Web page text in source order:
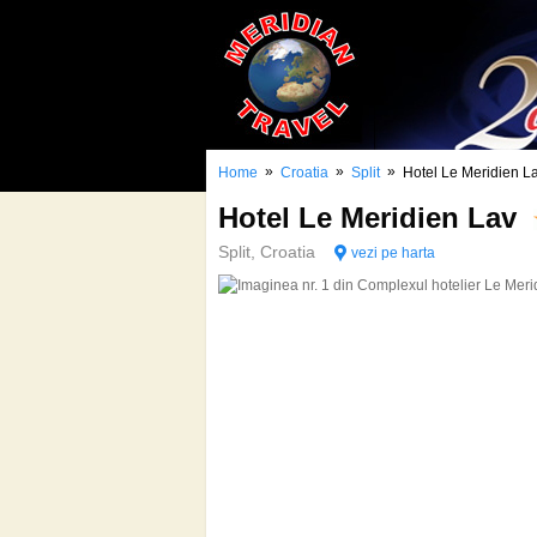
Home » Croatia » Split » Hotel Le Meridien
Hotel Le Meridien Lav
Split, Croatia vezi pe harta